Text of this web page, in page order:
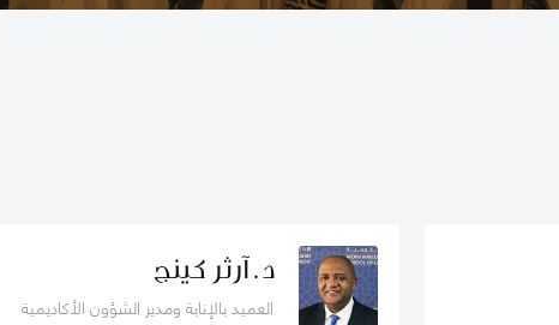
د. آرثر كينج
العميد بالإنابة ومدير الشؤون الأكاديمية